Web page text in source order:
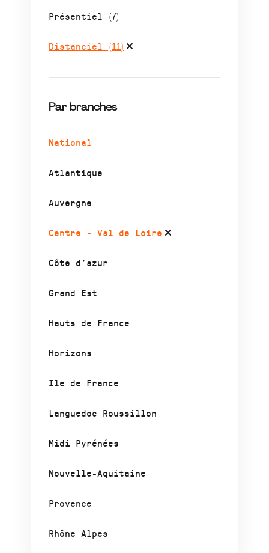
Présentiel (7)
Distanciel (11)
Par branches
National
Atlantique
Auvergne
Centre - Val de Loire
Côte d’azur
Grand Est
Hauts de France
Horizons
Ile de France
Languedoc Roussillon
Midi Pyrénées
Nouvelle-Aquitaine
Provence
Rhône Alpes